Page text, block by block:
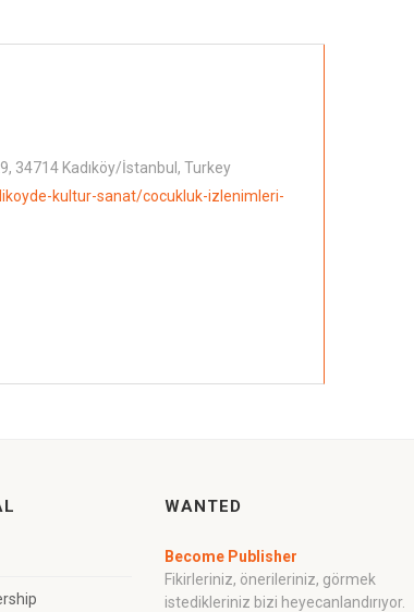
34714 Kadıköy/İstanbul, Turkey
kultur-sanat/cocukluk-izlenimleri-
WANTED
Become Publisher
Fikirleriniz, önerileriniz, görmek
istedikleriniz bizi heyecanlandırıyor.